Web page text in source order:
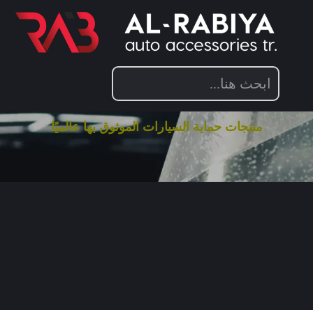
تصفح منتجات العناية بالسيارات الفاخرة
لدينا!
استكشف أوسع تشكيلة من منتجات العناية بالسيارات الفاخرة
في الشرق الأوسط.
منتجات حماية السيارات الموثوق بها عالميًا